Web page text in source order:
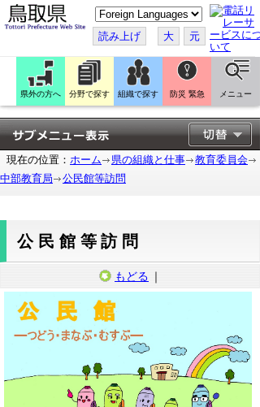
こ
の
ペ
ー
ジ
翻
訳
す
る
読み上げ 大 元
県外の方へ 分野で探す 組織で探す 防災 緊急 メニュー
現在の位置： ホーム 県の組織と仕事
教育委員会
中部教育局
公民館等訪問
公民館等訪問
もどる ｜